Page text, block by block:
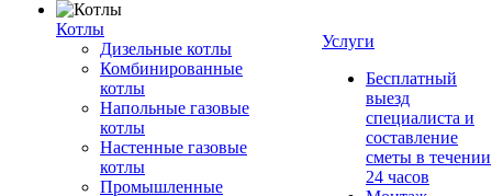
Котлы
Дизельные котлы
Комбинированные
котлы
Напольные газовые
котлы
Настенные газовые
котлы
Промышленные
Услуги
Бесплатный
выезд
специалиста и
составление
сметы в течении
24 часов